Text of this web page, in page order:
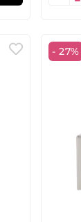
- 27%